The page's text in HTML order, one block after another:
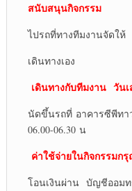
สนับสนุนกิจกรรม
ไปรถที่ทางทีมงานจั
เดินทางเอง
เดินทางกับทีมงาน วัน
นัดขึ้นรถที่ อาคารซีพีทา
06.00-06.30 น
ค่าใช้จ่ายในกิจกรรมก
โอนเงินผ่าน บัญชีออม